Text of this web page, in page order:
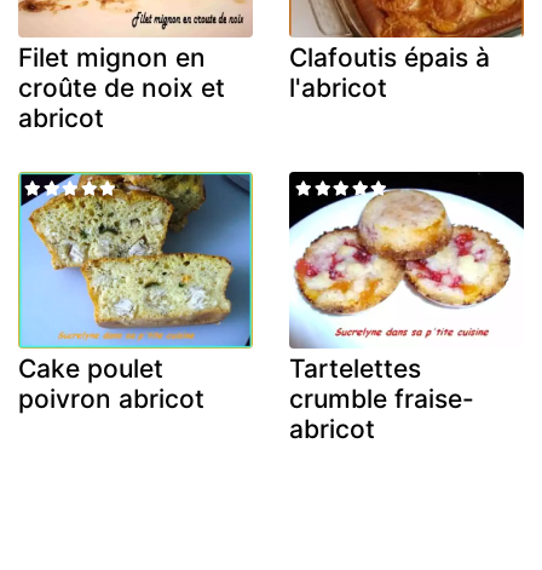
Filet mignon en
croûte de noix et
abricot
Clafoutis épais à
l'abricot
Cake poulet
poivron abricot
Tartelettes
crumble fraise-
abricot